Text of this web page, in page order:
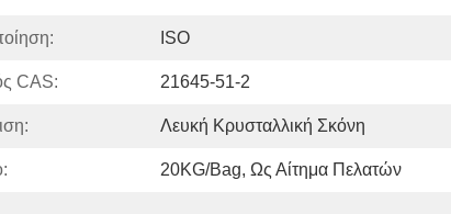
ISO
CAS: 21645-51-2
Λευκή Κρυσταλλική Σκόνη
20KG/bag, Ως Αίτημα Πελατών